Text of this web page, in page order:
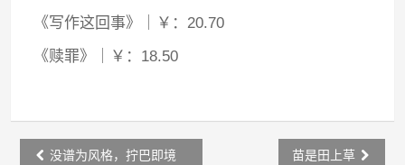
《写作这回事》｜￥：20.70
《赎罪》｜￥：18.50
Post没谱为风格，拧巴即境
苗是田上草